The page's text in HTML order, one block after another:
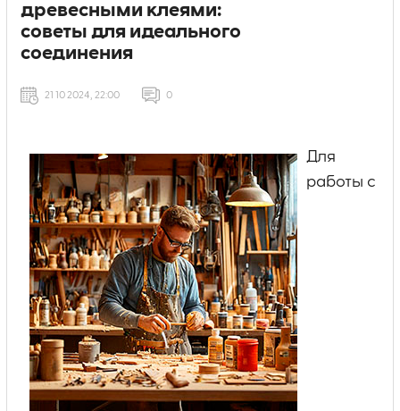
древесными клеями:
советы для идеального
соединения
21 10 2024, 22:00 0
Для
работы с